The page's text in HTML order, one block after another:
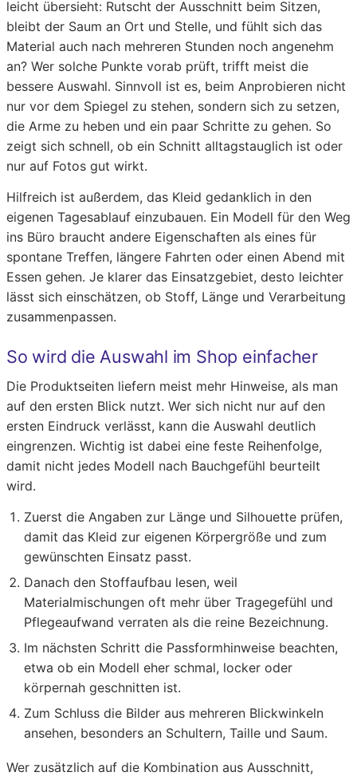
leicht übersieht: Rutscht der Ausschnitt beim Sitzen,
bleibt der Saum an Ort und Stelle, und fühlt sich das
Material auch nach mehreren Stunden noch angenehm
an? Wer solche Punkte vorab prüft, trifft meist die
bessere Auswahl. Sinnvoll ist es, beim Anprobieren nicht
nur vor dem Spiegel zu stehen, sondern sich zu setzen,
die Arme zu heben und ein paar Schritte zu gehen. So
zeigt sich schnell, ob ein Schnitt alltagstauglich ist oder
nur auf Fotos gut wirkt.
Hilfreich ist außerdem, das Kleid gedanklich in den
eigenen Tagesablauf einzubauen. Ein Modell für den Weg
ins Büro braucht andere Eigenschaften als eines für
spontane Treffen, längere Fahrten oder einen Abend mit
Essen gehen. Je klarer das Einsatzgebiet, desto leichter
lässt sich einschätzen, ob Stoff, Länge und Verarbeitung
zusammenpassen.
So wird die Auswahl im Shop einfacher
Die Produktseiten liefern meist mehr Hinweise, als man
auf den ersten Blick nutzt. Wer sich nicht nur auf den
ersten Eindruck verlässt, kann die Auswahl deutlich
eingrenzen. Wichtig ist dabei eine feste Reihenfolge,
damit nicht jedes Modell nach Bauchgefühl beurteilt
wird.
Zuerst die Angaben zur Länge und Silhouette prüfen,
damit das Kleid zur eigenen Körpergröße und zum
gewünschten Einsatz passt.
Danach den Stoffaufbau lesen, weil
Materialmischungen oft mehr über Tragegefühl und
Pflegeaufwand verraten als die reine Bezeichnung.
Im nächsten Schritt die Passformhinweise beachten,
etwa ob ein Modell eher schmal, locker oder
körpernah geschnitten ist.
Zum Schluss die Bilder aus mehreren Blickwinkeln
ansehen, besonders an Schultern, Taille und Saum.
Wer zusätzlich auf die Kombination aus Ausschnitt,